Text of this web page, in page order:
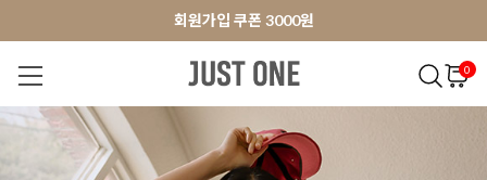
앱 다운로드 10% 할인쿠폰
회원가입 쿠폰 3000원
앱 다운로드 10% 할인쿠폰
0
NEW 7% BEST MADE . J